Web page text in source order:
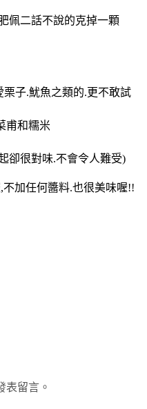
佩二話不說的克掉一顆
栗子.魷魚之類的.更不敢試
甫和糯米
卻很對味.不會令人難受)
加任何醬料.也很美味喔!!
表留言。